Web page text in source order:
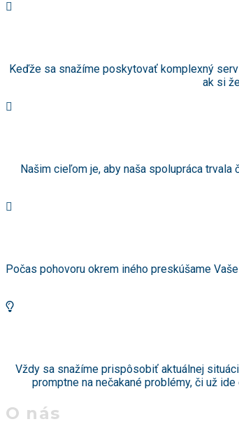
Keďže sa snažíme poskytovať komplexný
ak si
Našim cieľom je, aby naša spolupráca
Počas pohovoru okrem iného preskúšame
Vždy sa snažíme prispôsobiť aktuálnej
promptne na nečakané problémy, či už
O nás